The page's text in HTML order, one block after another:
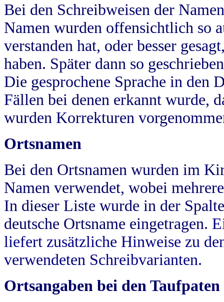
Bei den Schreibweisen der
Namen wurden offensichtlich so
verstanden hat, oder besser
haben. Später dann so
Die gesprochene Sprache in
Fällen bei denen erkannt wurde,
wurden Korrekturen
Ortsnamen
Bei den Ortsnamen wurden im
Namen verwendet, wobei
In dieser Liste wurde in der
deutsche Ortsname eingetragen.
liefert zusätzliche Hinweise zu
verwendeten Schreibvarianten.
Ortsangaben bei den Taufpaten